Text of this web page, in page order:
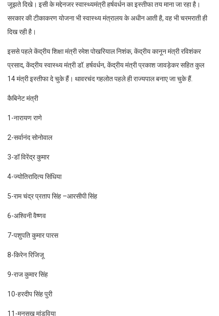
जूझते दिखे। इसी के मद्देनजर स्वास्थ्यमंत्री हर्षवर्धन का इस्तीफा तय माना जा रहा है।
सरकार की टीकाकरण योजना भी स्वास्थ्य मंत्रालय के अधीन आती है, वह भी चरमराती ही
दिख रही है।
इससे पहले केंद्रीय शिक्षा मंत्री रमेश पोखरियाल निशंक, केंद्रीय कानून मंत्री रविशंकर
प्रसाद, केंद्रीय स्वास्थ्य मंत्री डॉ. हर्षवर्धन, केंद्रीय मंत्री प्रकाश जावड़ेकर सहित कुल
14 मंत्री इस्तीफा दे चुके हैं। थावरचंद गहलोत पहले ही राज्यपाल बनाए जा चुके हैं.
कैबिनेट मंत्री
1-नारायण राणे
2-सर्वानंद सोनोवाल
3-डॉ विरेंद्र कुमार
4-ज्योतिरादित्य सिंधिया
5-राम चंद्र प्रताप सिंह –आरसीपी सिंह
6-अश्विनी वैष्णव
7-पशुपति कुमार पारस
8-किरेन रिजिजू
9-राज कुमार सिंह
10-हरदीप सिंह पुरी
11-मनसुख मांडविया